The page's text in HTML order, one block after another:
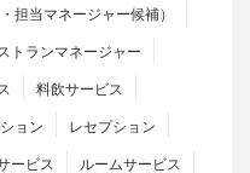
担当マネージャー候補）
トランマネージャー
料飲サービス
ョン
レセプション
ービス ルームサービス